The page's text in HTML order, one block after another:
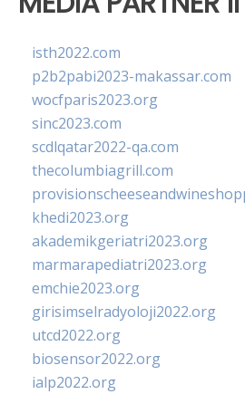
isth2022.com
p2b2pabi2023-makassar.com
wocfparis2023.org
sinc2023.com
scdlqatar2022-qa.com
thecolumbiagrill.com
khedi2023.org
akademikgeriatri2023.org
marmarapediatri2023.org
emchie2023.org
girisimselradyoloji2022.org
utcd2022.org
biosensor2022.org
ialp2022.org